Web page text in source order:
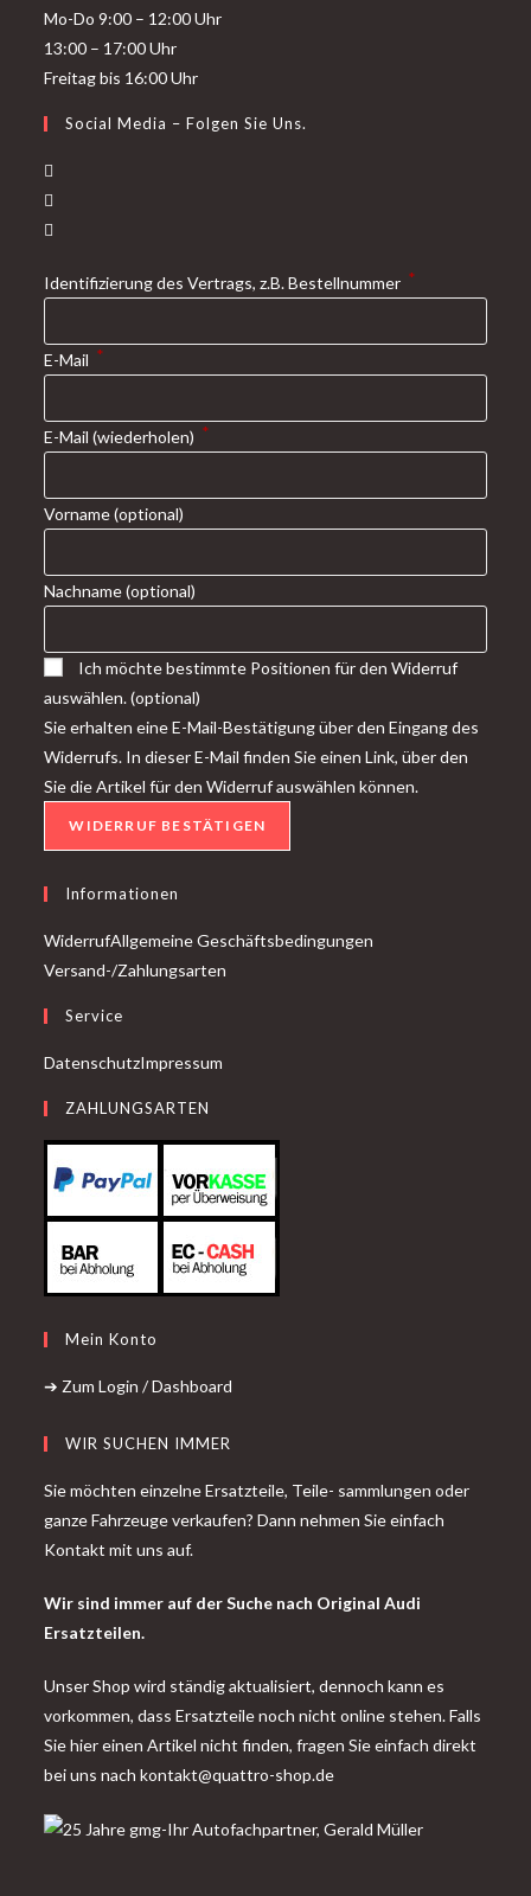
Mo-Do 9:00 – 12:00 Uhr
13:00 – 17:00 Uhr
Freitag bis 16:00 Uhr
Social Media – Folgen Sie Uns.
tab
new
a
tab
Identifizierung des Vertrags, z.B. Bestellnummer *
E-Mail *
E-Mail (wiederholen) *
Vorname(optional)
Nachname(optional)
Ich möchte bestimmte Positionen für den Widerruf
auswählen.(optional)
Sie erhalten eine E-Mail-Bestätigung über den Eingang des
Widerrufs. In dieser E-Mail finden Sie einen Link, über den
Sie die Artikel für den Widerruf auswählen können.
WIDERRUF BESTÄTIGEN
Informationen
WiderrufAllgemeine Geschäftsbedingungen
Versand-/Zahlungsarten
Service
DatenschutzImpressum
ZAHLUNGSARTEN
Mein Konto
➔ Zum Login / Dashboard
WIR SUCHEN IMMER
Sie möchten einzelne Ersatzteile, Teile- sammlungen oder
ganze Fahrzeuge verkaufen? Dann nehmen Sie einfach
Kontakt mit uns auf.
Wir sind immer auf der Suche nach Original Audi
Ersatzteilen.
Unser Shop wird ständig aktualisiert, dennoch kann es
vorkommen, dass Ersatzteile noch nicht online stehen. Falls
Sie hier einen Artikel nicht finden, fragen Sie einfach direkt
bei uns nachkontakt@quattro-shop.de